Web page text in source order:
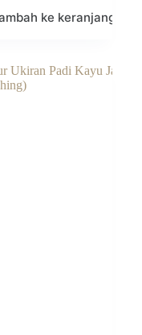
ke keranjang